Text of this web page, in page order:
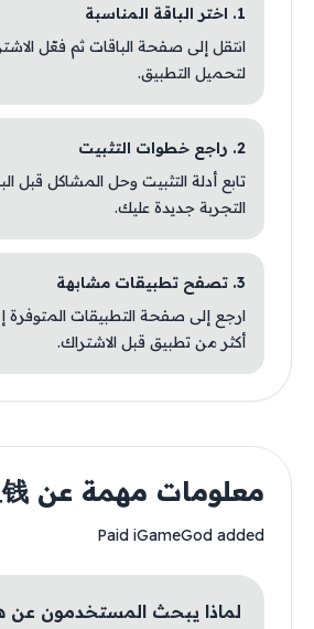
1. اختر الباقة المناسبة
انتقل إلى صفحة الباقات ثم فعّل
لتحميل التطبيق.
2. راجع خطوات التثبيت
تابع أدلة التثبيت وحل المشاكل قبل
التجربة جديدة عليك.
3. تصفح تطبيقات مشابهة
ارجع إلى صفحة التطبيقات المتوفرة
أكثر من تطبيق قبل الاشتراك.
معلومات مهمة عن 杀手4：血钱
Paid iGameGod added
لماذا يبحث المستخدمون عن